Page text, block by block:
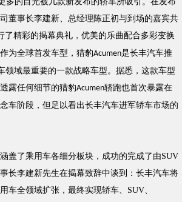
董事长李建新、总经理陈正初与到场的嘉宾共
了精彩的揭幕典礼，优美的乐曲配合多彩变换
为全球首发车型， 猎豹Acumen是长丰汽车推
领域最重要的一款战略车型。据悉，这款车型
露任何细节的猎豹Acumen轿跑也首次暴露在
车阶段，但足以看出长丰汽车进军轿车市场的
了乘用车各细分板块，成功的完成了由SUV
长李建新先生在揭幕致辞中谈到：长丰汽车将
车全领域扩张，最终实现轿车、SUV、